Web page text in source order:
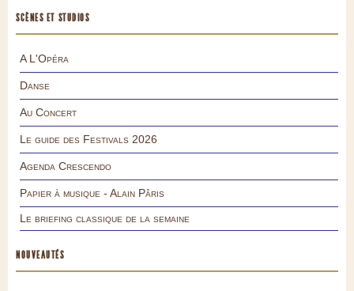
SCÈNES ET STUDIOS
A L'Opéra
Danse
Au Concert
Le guide des Festivals 2026
Agenda Crescendo
Papier à musique - Alain Pâris
Le briefing classique de la semaine
NOUVEAUTÉS